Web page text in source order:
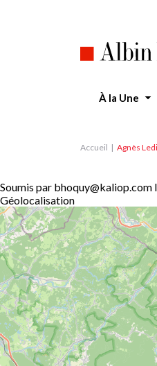
À la Une
Accueil Agnès
Soumis par bhoquy@kaliop.com
Géolocalisation